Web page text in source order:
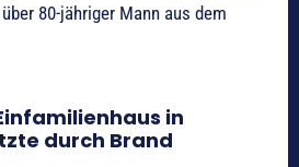
80-jähriger Mann aus dem
in
durch Brand